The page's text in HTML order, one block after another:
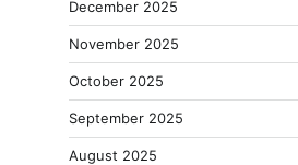
December 2025
November 2025
October 2025
September 2025
August 2025